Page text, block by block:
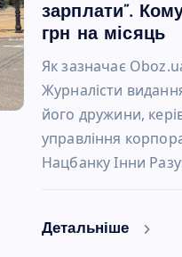
зарплати”.
грн на місяць
Як зазначає
Журналісти
його дружини,
управління
Нацбанку Інни
Детальніше